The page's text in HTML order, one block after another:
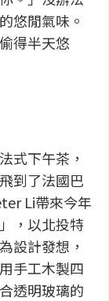
悠閒氣味。
得半天悠
式下午茶，
到了法國巴
Li帶來今年
，以北投特
設計發想，
手工木製四
透明玻璃的